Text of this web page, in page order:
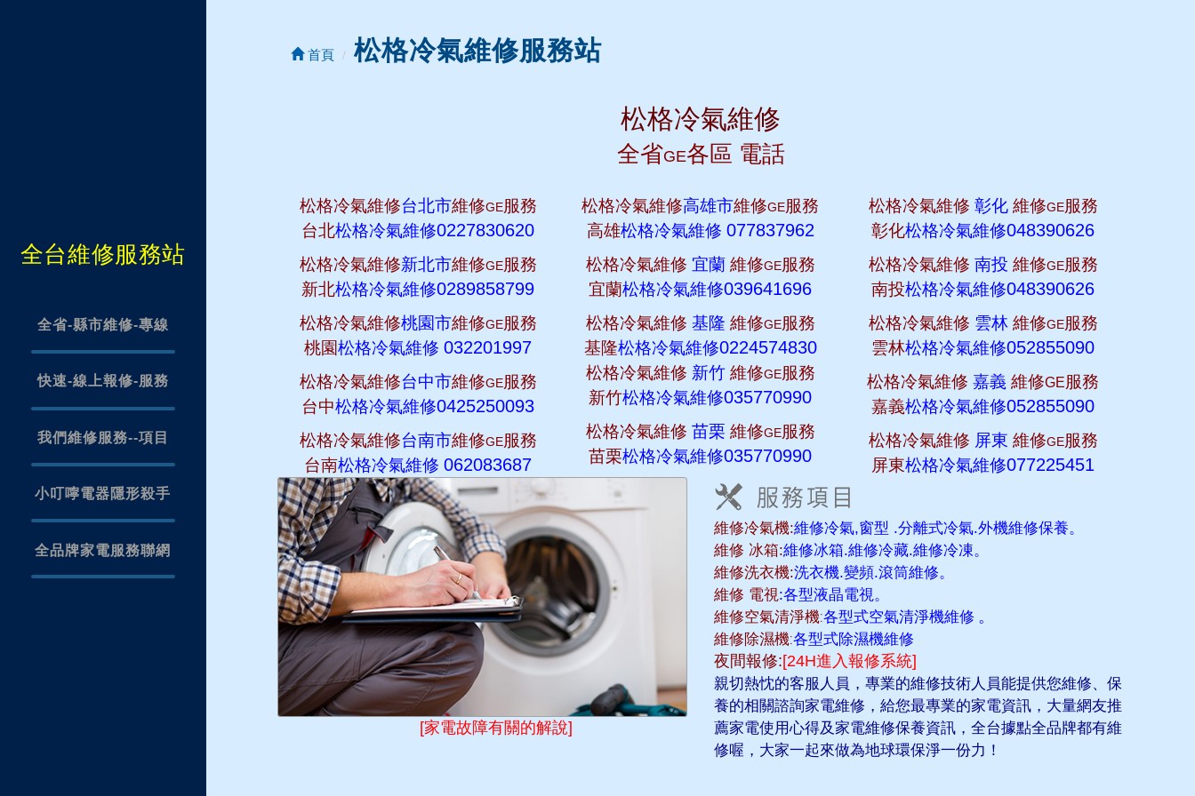
全台維修服務站
全省-縣市維修-專線
快速-線上報修-服務
我們維修服務--項目
小叮嚀電器隱形殺手
全品牌家電服務聯網
首頁 松格冷氣維修服務站
松格冷氣維修
全省GE各區 電話
松格冷氣維修台北市維修GE服務
台北松格冷氣維修0227830620
松格冷氣維修新北市維修GE服務
新北松格冷氣維修0289858799
松格冷氣維修桃園市維修GE服務
桃園松格冷氣維修032201997
松格冷氣維修台中市維修GE服務
台中松格冷氣維修0425250093
松格冷氣維修台南市維修GE服務
台南松格冷氣維修062083687
松格冷氣維修高雄市維修GE服務
高雄松格冷氣維修 077837962
松格冷氣維修 宜蘭 維修GE服務
宜蘭松格冷氣維修039641696
松格冷氣維修 基隆 維修GE服務
基隆松格冷氣維修0224574830
松格冷氣維修 新竹 維修GE服務
新竹松格冷氣維修035770990
松格冷氣維修 苗栗 維修GE服務
苗栗松格冷氣維修035770990
松格冷氣維修 彰化 維修GE服務
彰化松格冷氣維修048390626
松格冷氣維修 南投 維修GE服務
南投松格冷氣維修048390626
松格冷氣維修 雲林 維修GE服務
雲林松格冷氣維修052855090
松格冷氣維修嘉義維修GE服務
嘉義松格冷氣維修052855090
松格冷氣維修 屏東 維修GE服務
屏東松格冷氣維修077225451
[家電故障有關的解說]
維修冷氣機:維修冷氣,窗型 .分離式冷氣.外機維修保養。
維修 冰箱:維修冰箱.維修冷藏.維修冷凍。
維修洗衣機:洗衣機.變頻.滾筒維修。
維修 電視:各型液晶電視。
維修空氣清淨機:各型式空氣清淨機維修 。
維修除濕機:各型式除濕機維修
夜間報修:[24H進入報修系統]
親切熱忱的客服人員，專業的維修技術人員能提供您維修、保
養的相關諮詢家電維修，給您最專業的家電資訊，大量網友推
薦家電使用心得及家電維修保養資訊，全台據點全品牌都有維
修喔，大家一起來做為地球環保淨一份力！